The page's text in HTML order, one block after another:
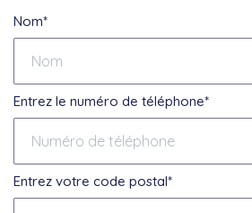
Nom*
Entrez le numéro de téléphone*
Entrez votre code postal*